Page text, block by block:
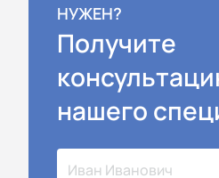
НУЖЕН?
Получите
нашего